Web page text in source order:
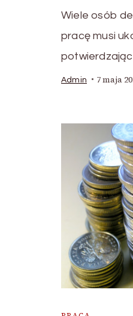
Wiele osób
pracę musi
Admin 7 maja